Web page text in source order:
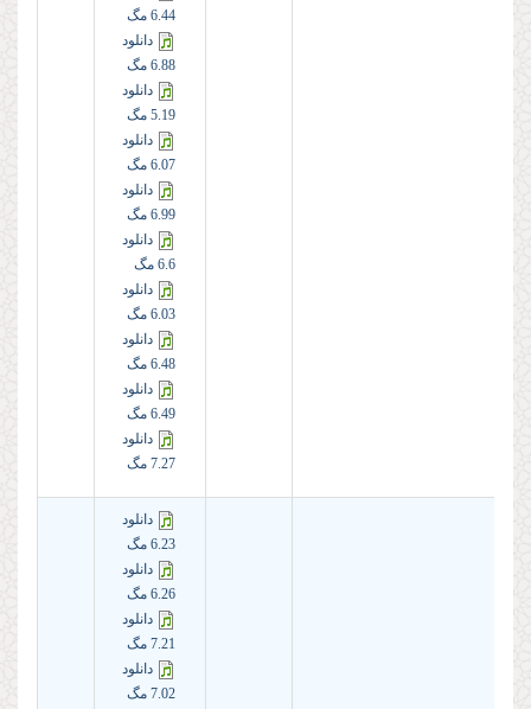
6.44 مگ
دانلود
6.88 مگ
دانلود
5.19 مگ
دانلود
6.07 مگ
دانلود
6.99 مگ
دانلود
6.6 مگ
دانلود
6.03 مگ
دانلود
6.48 مگ
دانلود
6.49 مگ
دانلود
7.27 مگ
دانلود
6.23 مگ
دانلود
6.26 مگ
دانلود
7.21 مگ
دانلود
7.02 مگ